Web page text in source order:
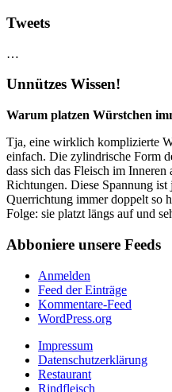
Tweets
…
Unnützes Wissen!
Warum platzen Würstchen
Tja, eine wirklich komplizierte
einfach. Die zylindrische Form
dass sich das Fleisch im
Richtungen. Diese Spannung
Querrichtung immer doppelt so
Folge: sie platzt längs auf und
Abboniere unsere Feeds
Anmelden
Feed der Einträge
Kommentare-Feed
WordPress.org
Impressum
Datenschutzerklärung
Restaurant
Rindfleisch